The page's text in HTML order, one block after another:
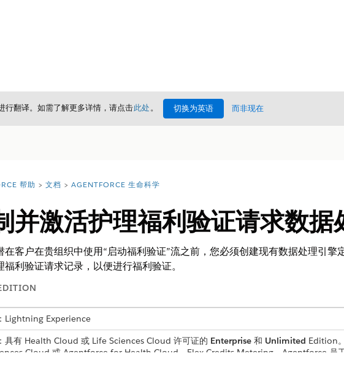
行翻译。如需了解更多详情，请点击此处。 切换为英语 而非现在
： 帮助 文档 AGENTFORCE 生命科学
并激活护理福利验证请求数据
在客户在贵组织中使用“启动福利验证”流之前，您必须创建现有数据处理引
福利验证请求记录，以便进行福利验证。
Lightning Experience
具有 Health Cloud 或 Life Sciences Cloud 许可证的 Enterprise和 Unlimited Edition
Cloud 或 Agentforce for Health Cloud、Flex Credits Metering、Agentforce 员